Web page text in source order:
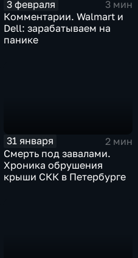
3 февраля
3 мин
Комментарии. Walmart и
Dell: зарабатываем на
панике
31 января
2 мин
Смерть под завалами.
Хроника обрушения
крыши СКК в Петербурге